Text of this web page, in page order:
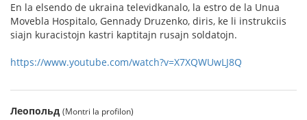
En la elsendo de ukraina televidkanalo, la estro de la Unua
Movebla Hospitalo, Gennady Druzenko, diris, ke li instrukciis
siajn kuracistojn kastri kaptitajn rusajn soldatojn.
https://www.youtube.com/watch?v=X7XQWUwLJ8Q
Леопольд (Montri la profilon)